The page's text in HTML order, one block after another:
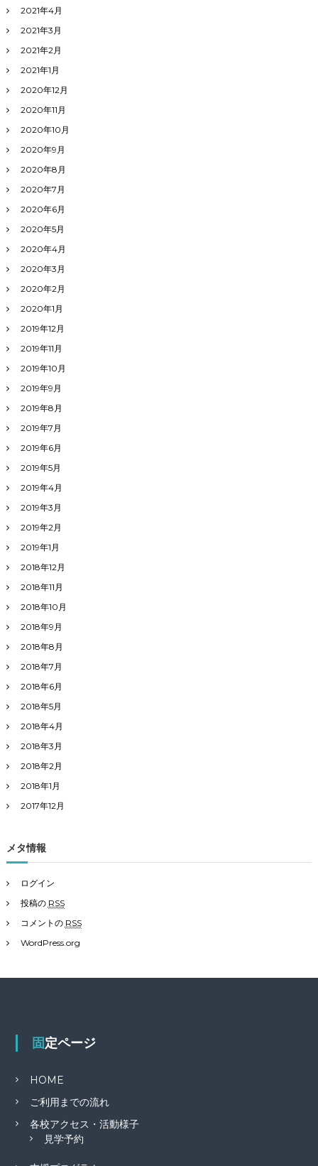
2021年4月
2021年3月
2021年2月
2021年1月
2020年12月
2020年11月
2020年10月
2020年9月
2020年8月
2020年7月
2020年6月
2020年5月
2020年4月
2020年3月
2020年2月
2020年1月
2019年12月
2019年11月
2019年10月
2019年9月
2019年8月
2019年7月
2019年6月
2019年5月
2019年4月
2019年3月
2019年2月
2019年1月
2018年12月
2018年11月
2018年10月
2018年9月
2018年8月
2018年7月
2018年6月
2018年5月
2018年4月
2018年3月
2018年2月
2018年1月
2017年12月
メタ情報
ログイン
投稿の RSS
コメントの RSS
WordPress.org
固定ページ
HOME
ご利用までの流れ
各校アクセス・活動様子
見学予約